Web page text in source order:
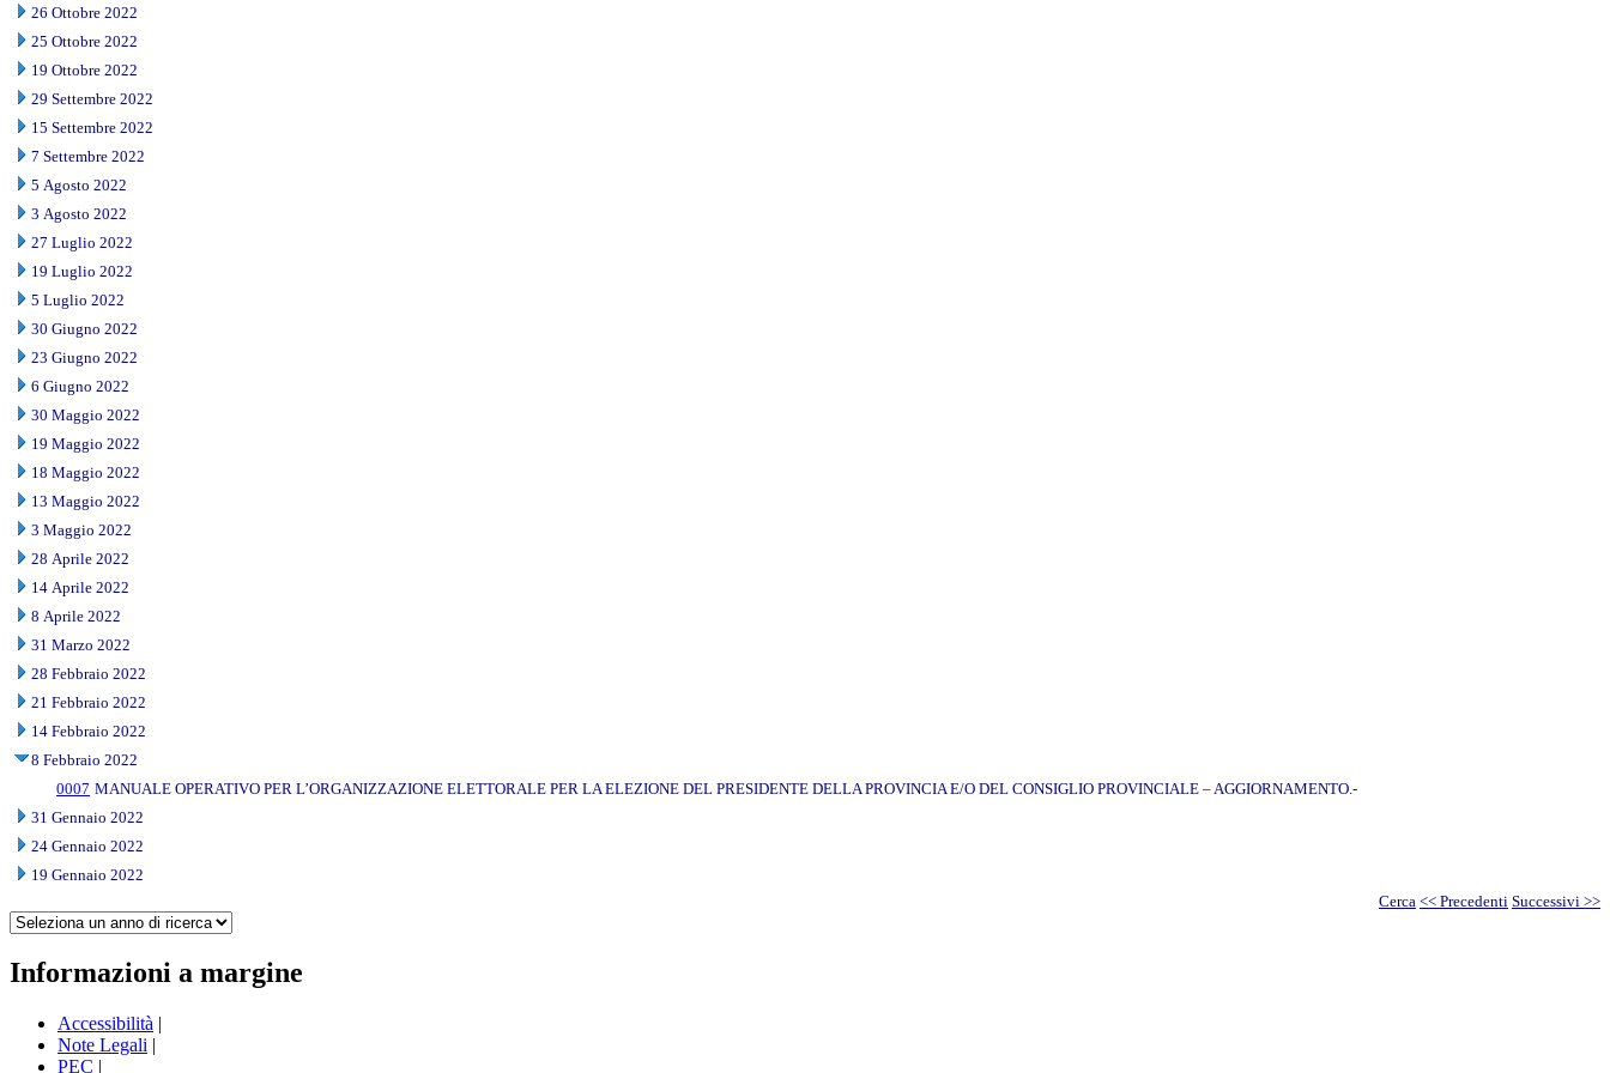
26 Ottobre 2022
25 Ottobre 2022
19 Ottobre 2022
29 Settembre 2022
15 Settembre 2022
7 Settembre 2022
5 Agosto 2022
3 Agosto 2022
27 Luglio 2022
19 Luglio 2022
5 Luglio 2022
30 Giugno 2022
23 Giugno 2022
6 Giugno 2022
30 Maggio 2022
19 Maggio 2022
18 Maggio 2022
13 Maggio 2022
3 Maggio 2022
28 Aprile 2022
14 Aprile 2022
8 Aprile 2022
31 Marzo 2022
28 Febbraio 2022
21 Febbraio 2022
14 Febbraio 2022
8 Febbraio 2022
0007 MANUALE OPERATIVO PER L’ORGANIZZAZIONE ELETTORALE PER LA ELEZIONE DEL PRESIDENTE DELLA PROVINCIA E/O DEL CONSIGLIO PROVINCIALE – AGGIORNAMENTO.-
31 Gennaio 2022
24 Gennaio 2022
19 Gennaio 2022
Cerca << Precedenti Successivi >>
Informazioni a margine
Accessibilità |
Note Legali |
PEC |